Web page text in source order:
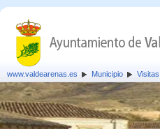
www.valdearenas.es Municipio